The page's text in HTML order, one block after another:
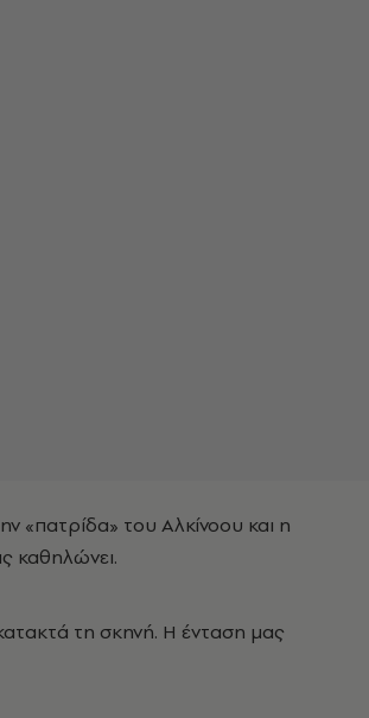
«πατρίδα» του Αλκίνοου και η
καθηλώνει.
τη σκηνή. Η ένταση μας